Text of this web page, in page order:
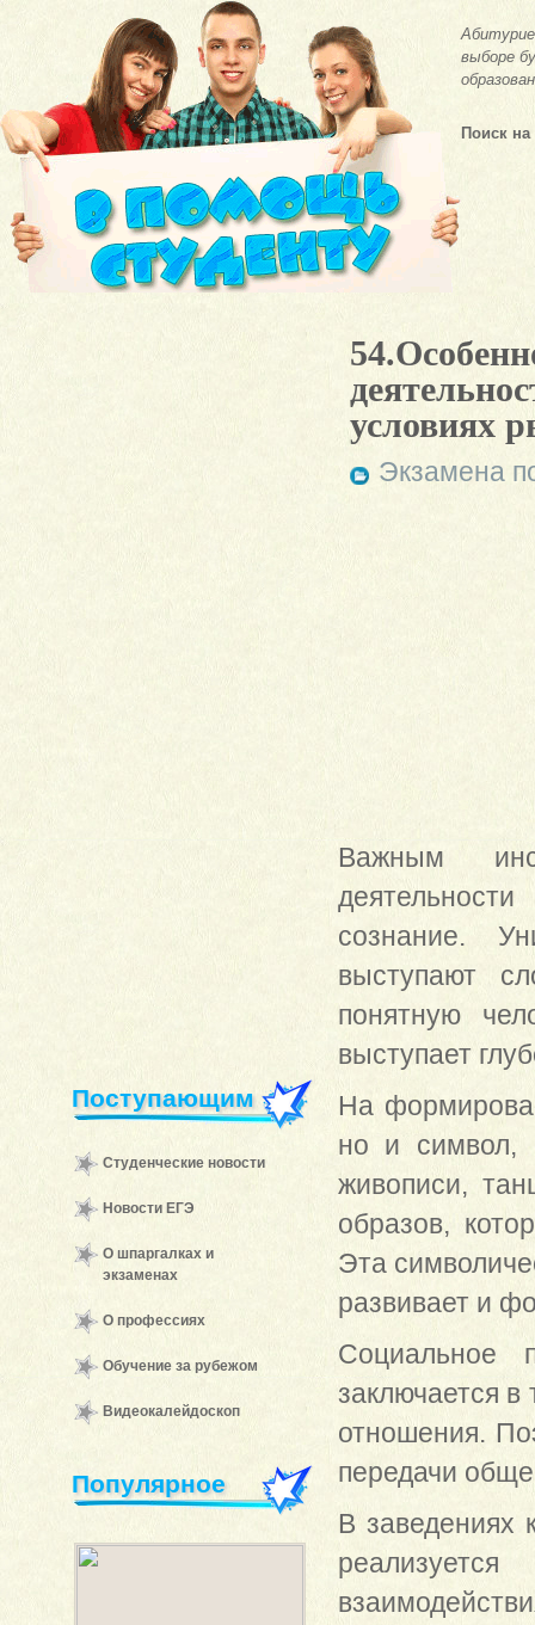
выборе
Поиск на
Поступающим
Студенческие новости
Новости ЕГЭ
О шпаргалках и
экзаменах
О профессиях
Обучение за рубежом
Видеокалейдоскоп
Популярное
условиях
Экзамена
Важным
сознание.
выступают
понятную
выступает
На
но и символ,
живописи,
образов,
Эта
развивает и
Социальное
заключается
отношения.
передачи
В заведениях